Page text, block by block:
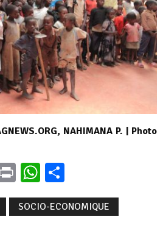
NAHIMANA P. | Photo
PrintWhatsApp
SOCIO-ECONOMIQUE